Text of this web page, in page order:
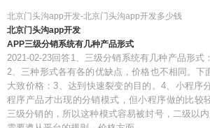
北京门头沟app开发-北京门头沟app开发多少钱
北京门头沟app开发
APP三级分销系统有几种产品形式
2021-02-23回答1、三级分销系统有几种产品形式
2、三种形式各有各的优缺点，价格也不相同。下
大致价格：3、达到快速裂变的目的。4、小程序
程序产品才出现的分销模式，但小程序做的比较
三级分销的，所以这种模式容易被封号，二级以